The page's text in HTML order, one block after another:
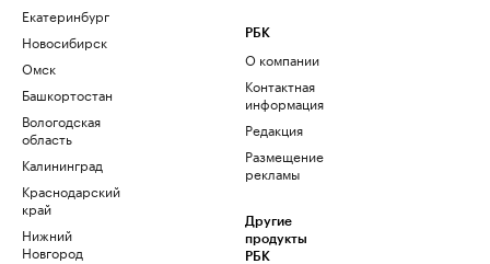
Екатеринбург
Новосибирск
Омск
Башкортостан
Вологодская
область
Калининград
Краснодарский
край
Нижний
Новгород
РБК
О компании
Контактная
информация
Редакция
Размещение
рекламы
Другие
продукты
РБК